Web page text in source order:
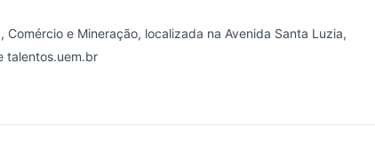
e Mineração, localizada na Avenida Santa Luzia,
talentos.uem.br